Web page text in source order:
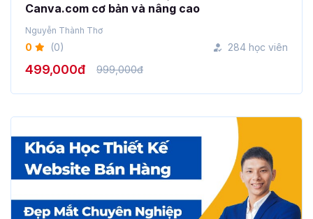
Canva.com cơ bản và nâng cao
Nguyễn Thành Thơ
0 (0) 284 học viên
499,000đ 999,000đ